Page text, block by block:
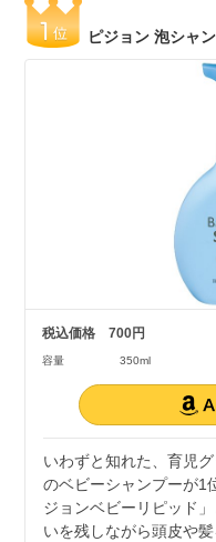
ピジョン 泡シャ
税込価格 700円
容量 350ml
いわずと知れた、育児
のベビーシャンプーが1
ジョンベビーリピッド
いを残しながら頭皮や